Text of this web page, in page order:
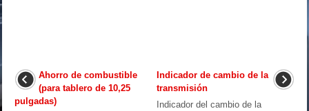
Ahorro de combustible
(para tablero de 10,25
pulgadas)
Indicador de cambio de la
transmisión
Indicador del cambio de la